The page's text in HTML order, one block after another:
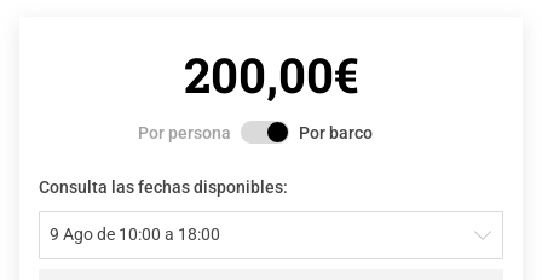
200,00€
Por persona Por barco
Consulta las fechas disponibles:
9 Ago de 10:00 a 18:00